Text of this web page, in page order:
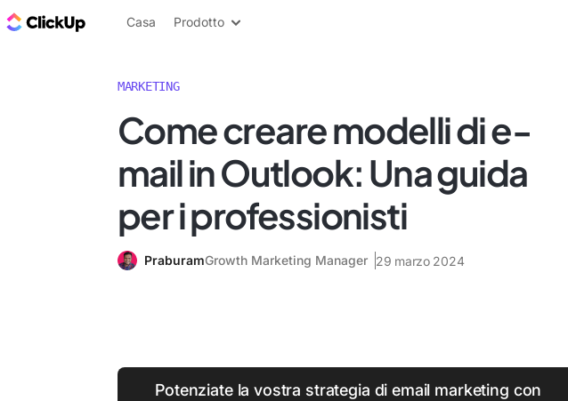
Blog di ClickUp
Casa Prodotto
MARKETING
Come creare modelli di e-
mail in Outlook: Una guida
per i professionisti
PraburamGrowth Marketing Manager 29 marzo 2024
Potenziate la vostra strategia di email marketing con